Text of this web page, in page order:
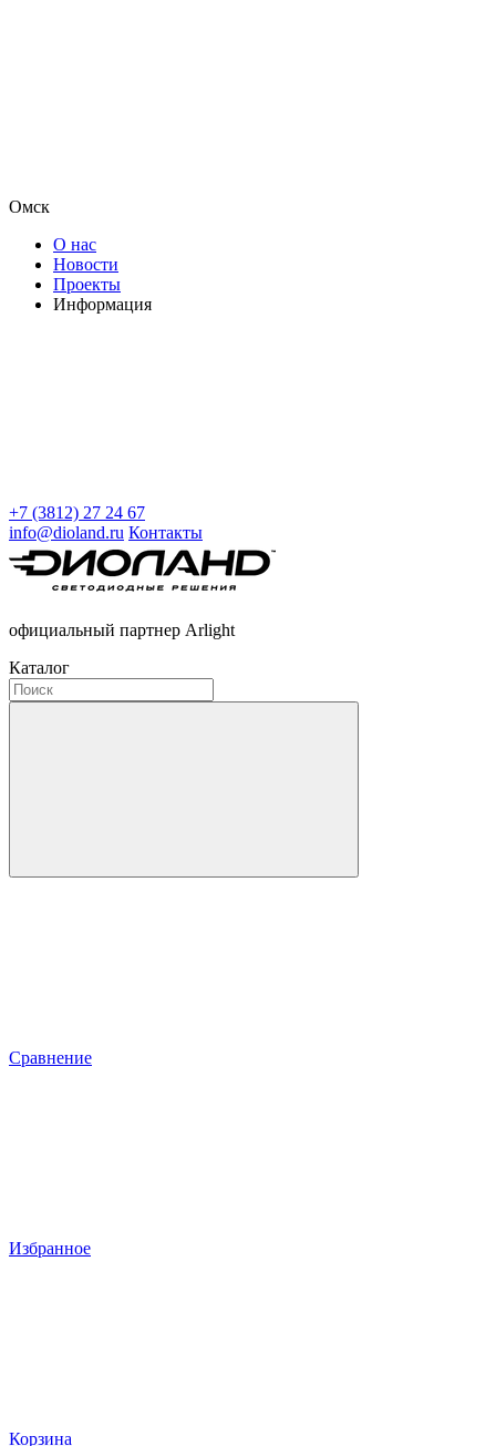
Омск
О нас
Новости
Проекты
Информация
+7 (3812) 27 24 67
info@dioland.ru Контакты
официальный партнер Arlight
Каталог
Сравнение
Избранное
Корзина